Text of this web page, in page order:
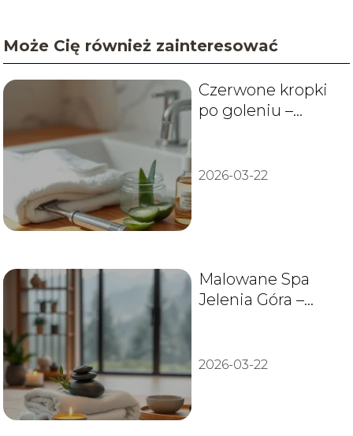
Może Cię również zainteresować
Czerwone kropki
po goleniu –
2026-03-22
Malowane Spa
Jelenia Góra –
2026-03-22